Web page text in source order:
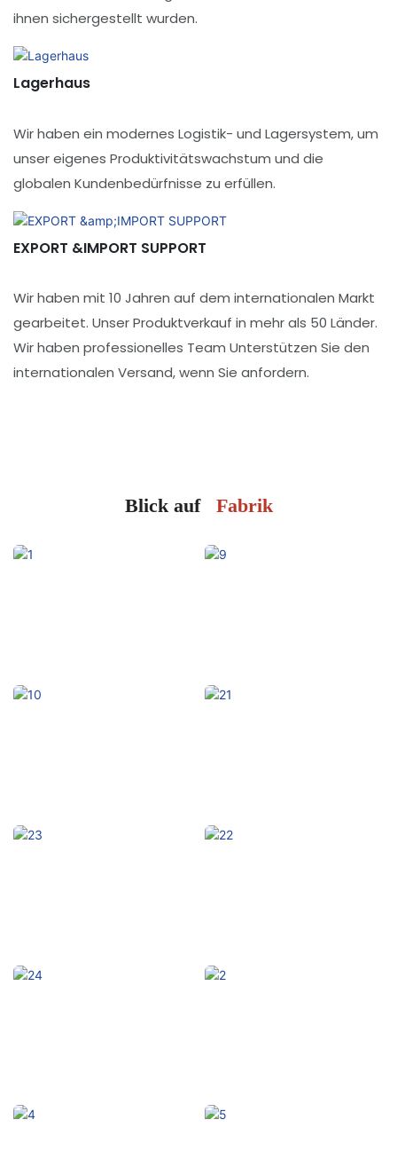
ihnen sichergestellt wurden.
Lagerhaus
Wir haben ein modernes Logistik- und Lagersystem, um
unser eigenes Produktivitätswachstum und die
globalen Kundenbedürfnisse zu erfüllen.
EXPORT &IMPORT SUPPORT
Wir haben mit 10 Jahren auf dem internationalen Markt
gearbeitet. Unser Produktverkauf in mehr als 50 Länder.
Wir haben professionelles Team Unterstützen Sie den
internationalen Versand, wenn Sie anfordern.
Blick auf Fabrik